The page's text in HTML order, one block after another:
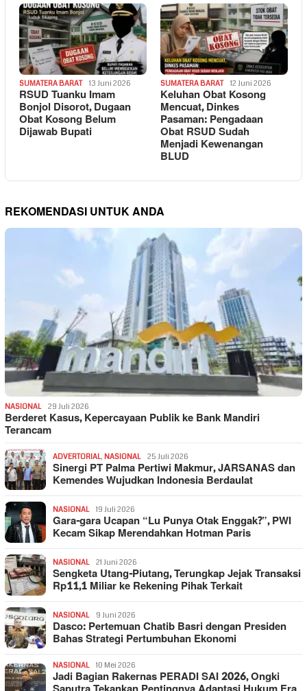
SUMATERA BARAT 13 Juni 2026
RSUD Tuanku Imam
Bonjol Disorot, Dugaan
Obat Kosong Belum
Dijawab Bupati
SUMATERA BARAT 12 Juni 2026
Keluhan Obat Kosong
Mencuat, Dinkes
Pasaman: Pengadaan
Obat RSUD Sudah
Menjadi Kewenangan
BLUD
REKOMENDASI UNTUK ANDA
NASIONAL 29 Juli 2026
Berderet Kasus, Kepercayaan Publik ke Bank Mandiri
Terancam
ADVERTORIAL, NASIONAL 25 Juli 2026
Sinergi PT Palma Pertiwi Makmur, JARSANAS dan
Kemendes Wujudkan Indonesia Berdaulat
NASIONAL 19 Juli 2026
Gara-gara Ucapan “Lu Punya Otak Enggak?”, PWI
Kecam Sikap Merendahkan Hotman Paris
NASIONAL 21 Juni 2026
Sengketa Utang-Piutang, Terungkap Jejak Transaksi
Rp11,1 Miliar ke Rekening Pihak Terkait
NASIONAL 9 Juni 2026
Dasco: Pertemuan Chatib Basri dengan Presiden
Bahas Strategi Pertumbuhan Ekonomi
NASIONAL 10 Mei 2026
Jadi Bagian Rakernas PERADI SAI 2026, Ongki